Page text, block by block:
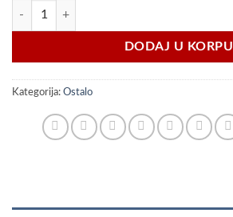
Potporna stopa fi 48 količina
DODAJ U KORPU
Kategorija: Ostalo